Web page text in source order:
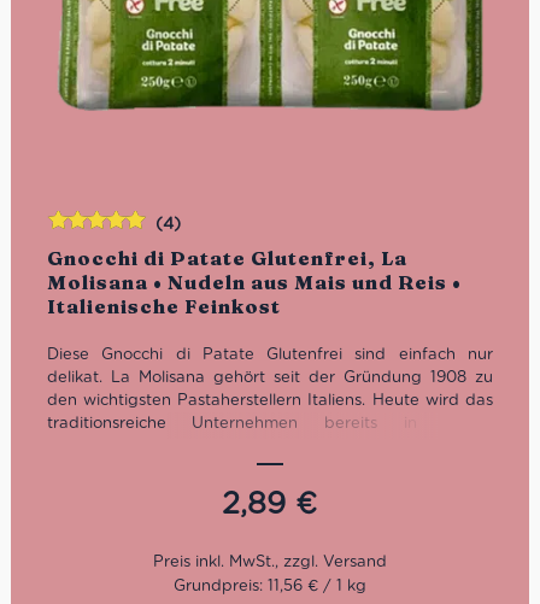
Gnocchi di Patate Glutenfrei, La
Molisana • Nudeln aus Mais und Reis •
Italienische Feinkost
(4)
Diese Gnocchi di Patate Glutenfrei sind einfach nur
delikat. La Molisana gehört seit der Gründung 1908 zu
den wichtigsten Pastaherstellern Italiens. Heute wird das
traditionsreiche Unternehmen bereits in vierter
Kochzeit: 2 Minuten2,89 €
Bewertet
mit5.00von
5
Grundpreis: 11,56 € / 1 kg